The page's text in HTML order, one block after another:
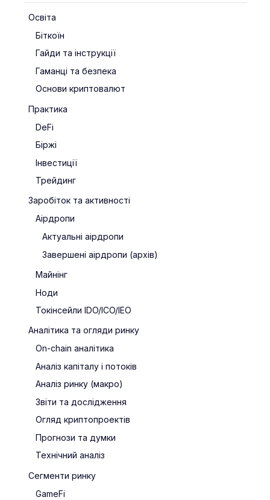
Освіта
Біткоїн
Гайди та інструкції
Гаманці та безпека
Основи криптовалют
Практика
DeFi
Біржі
Інвестиції
Трейдинг
Заробіток та активності
Аірдропи
Актуальні аірдропи
Завершені аірдропи (архів)
Майнінг
Ноди
Токінсейли IDO/ICO/IEO
Аналітика та огляди ринку
On-chain аналітика
Аналіз капіталу і потоків
Аналіз ринку (макро)
Звіти та дослідження
Огляд криптопроектів
Прогнози та думки
Технічний аналіз
Сегменти ринку
GameFi